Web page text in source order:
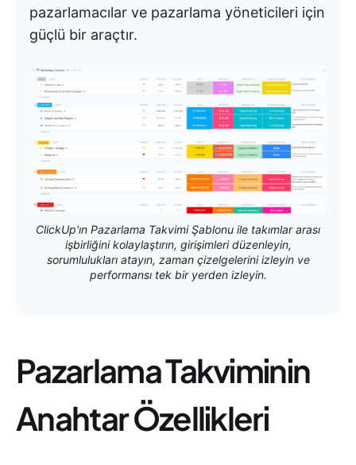
pazarlamacılar ve pazarlama yöneticileri için
güçlü bir araçtır.
ClickUp'ın Pazarlama Takvimi Şablonu ile takımlar arası
işbirliğini kolaylaştırın, girişimleri düzenleyin,
sorumlulukları atayın, zaman çizelgelerini izleyin ve
performansı tek bir yerden izleyin.
Pazarlama Takviminin
Anahtar Özellikleri